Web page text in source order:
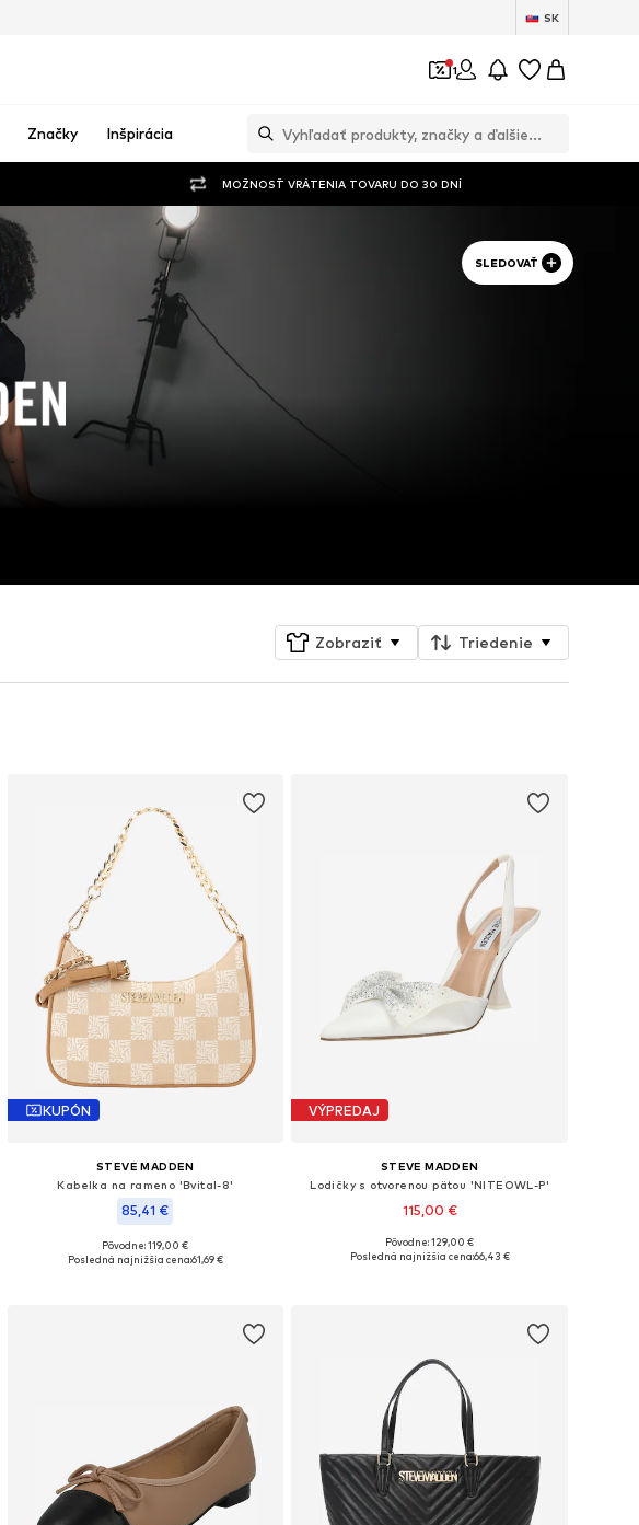
SK
1
Značky Inšpirácia
MOŽNOSŤ VRÁTENIA TOVARU DO 30 DNÍ
SLEDOVAŤ
Zobraziť Triedenie
KUPÓN
STEVE MADDEN
Kabelka na rameno 'Bvital-8'
85,41 €
Dostupné veľkosti: One Size
Pôvodne: 119,00 €
Posledná najnižšia cena:61,69 €
VÝPREDAJ
STEVE MADDEN
Lodičky s otvorenou pätou 'NITEOWL-P'
115,00 €
Dostupné veľkosti: 37, 38, 39, 40, 41
Pôvodne: 129,00 €
Posledná najnižšia cena:66,43 €